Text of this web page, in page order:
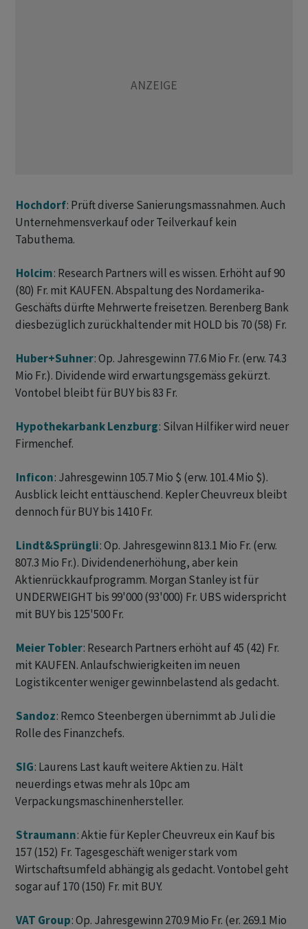
Hochdorf: Prüft diverse Sanierungsmassnahmen. Auch
Unternehmensverkauf oder Teilverkauf kein
Tabuthema.
Holcim: Research Partners will es wissen. Erhöht auf 90
(80) Fr. mit KAUFEN. Abspaltung des Nordamerika-
Geschäfts dürfte Mehrwerte freisetzen. Berenberg Bank
diesbezüglich zurückhaltender mit HOLD bis 70 (58) Fr.
Huber+Suhner: Op. Jahresgewinn 77.6 Mio Fr. (erw. 74.3
Mio Fr.). Dividende wird erwartungsgemäss gekürzt.
Vontobel bleibt für BUY bis 83 Fr.
Hypothekarbank Lenzburg: Silvan Hilfiker wird neuer
Firmenchef.
Inficon: Jahresgewinn 105.7 Mio $ (erw. 101.4 Mio $).
Ausblick leicht enttäuschend. Kepler Cheuvreux bleibt
dennoch für BUY bis 1410 Fr.
Lindt&Sprüngli: Op. Jahresgewinn 813.1 Mio Fr. (erw.
807.3 Mio Fr.). Dividendenerhöhung, aber kein
Aktienrückkaufprogramm. Morgan Stanley ist für
UNDERWEIGHT bis 99'000 (93'000) Fr. UBS widerspricht
mit BUY bis 125'500 Fr.
Meier Tobler: Research Partners erhöht auf 45 (42) Fr.
mit KAUFEN. Anlaufschwierigkeiten im neuen
Logistikcenter weniger gewinnbelastend als gedacht.
Sandoz: Remco Steenbergen übernimmt ab Juli die
Rolle des Finanzchefs.
SIG: Laurens Last kauft weitere Aktien zu. Hält
neuerdings etwas mehr als 10pc am
Verpackungsmaschinenhersteller.
Straumann: Aktie für Kepler Cheuvreux ein Kauf bis
157 (152) Fr. Tagesgeschäft weniger stark vom
Wirtschaftsumfeld abhängig als gedacht. Vontobel geht
sogar auf 170 (150) Fr. mit BUY.
VAT Group: Op. Jahresgewinn 270.9 Mio Fr. (er. 269.1 Mio